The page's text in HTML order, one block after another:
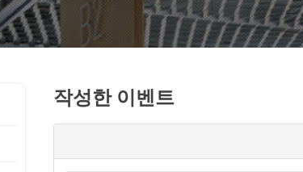
작성한 이벤트